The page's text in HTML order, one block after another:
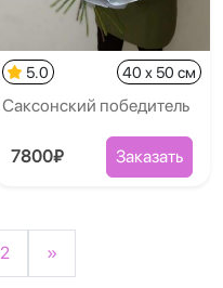
5.0 40 x 50 см
Саксонский победитель
7800₽ Заказать
2 »